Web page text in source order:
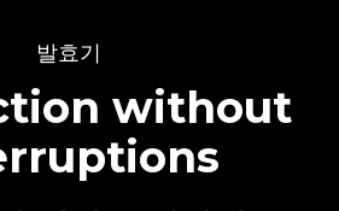
발효기
without